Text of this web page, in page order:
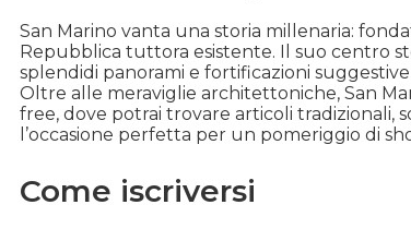
San Marino vanta una storia millenaria:
Repubblica tuttora esistente. Il suo centro
splendidi panorami e fortificazioni
Oltre alle meraviglie architettoniche, San
free, dove potrai trovare articoli tradizionali,
l’occasione perfetta per un pomeriggio di
Come iscriversi